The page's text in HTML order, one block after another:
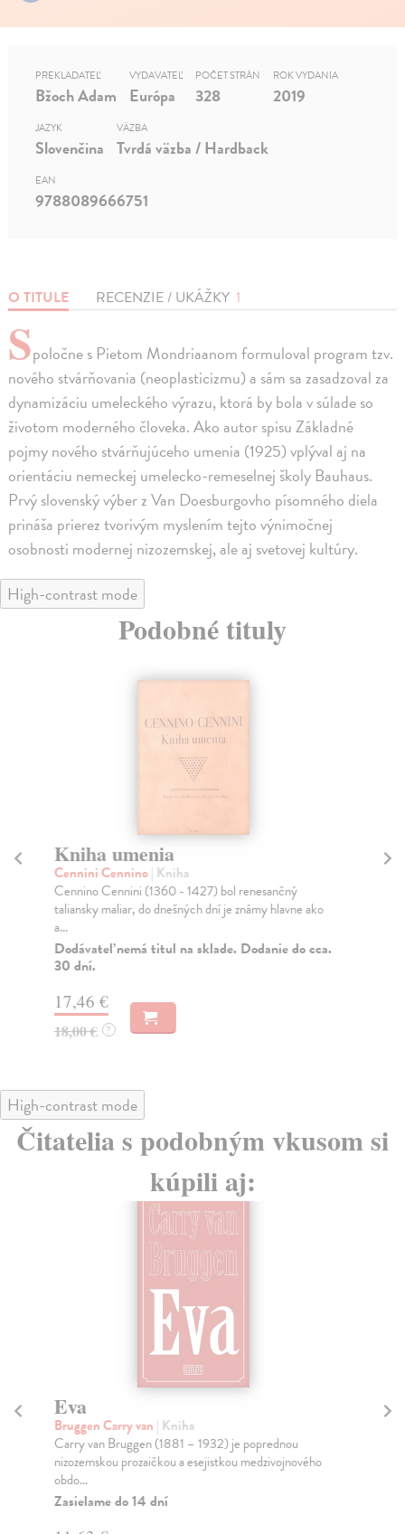
O TITULE RECENZIE / UKÁŽKY 1
Spoločne s Pietom Mondriaanom formuloval program tzv.
nového stvárňovania (neoplasticizmu) a sám sa zasadzoval za
dynamizáciu umeleckého výrazu, ktorá by bola v súlade so
životom moderného človeka. Ako autor spisu Základné
pojmy nového stvárňujúceho umenia (1925) vplýval aj na
orientáciu nemeckej umelecko-remeselnej školy Bauhaus.
Prvý slovenský výber z Van Doesburgovho písomného diela
prináša prierez tvorivým myslením tejto výnimočnej
osobnosti modernej nizozemskej, ale aj svetovej kultúry.
PREKLADATEĽ
Bžoch Adam
VYDAVATEĽ
Európa
POČET STRÁN
328
ROK VYDANIA
2019
JAZYK
Slovenčina
VÄZBA
Tvrdá väzba / Hardback
EAN
9788089666751
High-contrast mode
Podobné tituly
Kniha umenia
Cennini Cennino| Kniha
Cennino Cennini (1360 - 1427) bol renesančný
taliansky maliar, do dnešných dní je známy hlavne ako
a...
Dodávateľ nemá titul na sklade. Dodanie do cca.
30 dní.
17,46 €
18,00 € ?
High-contrast mode
Čitatelia s podobným vkusom si
kúpili aj:
Eva
Bruggen Carry van | Kniha
Carry van Bruggen (1881 – 1932) je poprednou
nizozemskou prozaičkou a esejistkou medzivojnového
obdo...
Zasielame do 14 dní